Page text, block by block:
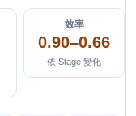
效率
0.90–0.66
依 Stage 變化